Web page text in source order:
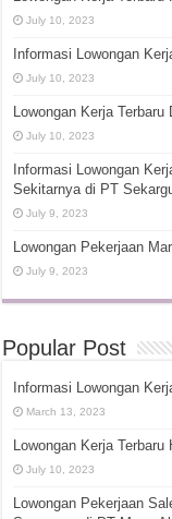
July 10, 2023
Informasi Lowongan
July 10, 2023
Lowongan Kerja
July 10, 2023
Informasi Lowongan
Sekitarnya di PT
July 9, 2023
Lowongan Pekerjaan
July 9, 2023
Popular Post
Informasi Lowongan
March 13, 2023
Lowongan Kerja
July 10, 2023
Lowongan Pekerjaan